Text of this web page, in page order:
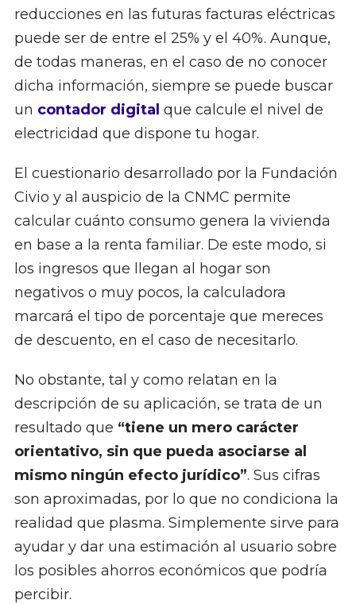
reducciones en las futuras facturas eléctricas
puede ser de entre el 25% y el 40%. Aunque,
de todas maneras, en el caso de no conocer
dicha información, siempre se puede buscar
un contador digital que calcule el nivel de
electricidad que dispone tu hogar.
El cuestionario desarrollado por la Fundación
Civio y al auspicio de la CNMC permite
calcular cuánto consumo genera la vivienda
en base a la renta familiar. De este modo, si
los ingresos que llegan al hogar son
negativos o muy pocos, la calculadora
marcará el tipo de porcentaje que mereces
de descuento, en el caso de necesitarlo.
No obstante, tal y como relatan en la
descripción de su aplicación, se trata de un
resultado que “tiene un mero carácter
orientativo, sin que pueda asociarse al
mismo ningún efecto jurídico”. Sus cifras
son aproximadas, por lo que no condiciona la
realidad que plasma. Simplemente sirve para
ayudar y dar una estimación al usuario sobre
los posibles ahorros económicos que podría
percibir.